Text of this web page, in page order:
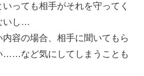
っても相手がそれを守ってく
いし…
内容の場合、相手に聞いてもら
……など気にしてしまうことも